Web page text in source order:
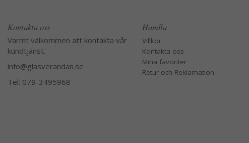
Kontakta oss
Varmt välkommen att kontakta vår
kundtjänst.
info@glasverandan.se
Tel: 079-3495968
Handla
Villkor
Kontakta oss
Mina favoriter
Retur och Reklamation